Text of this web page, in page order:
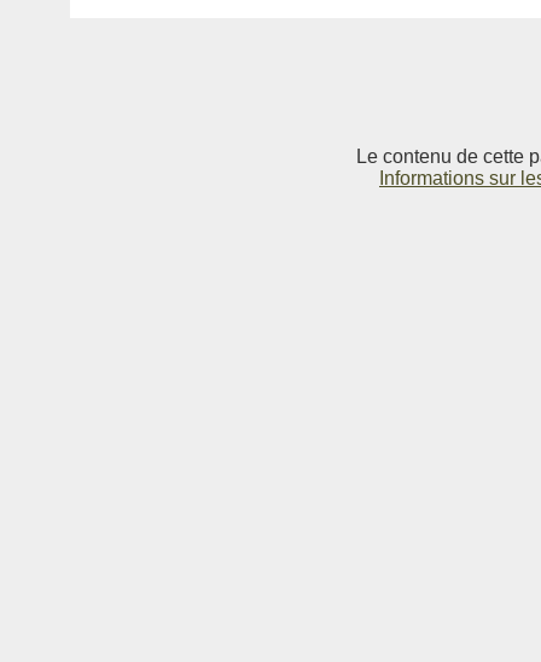
Le contenu de cette
Informations sur